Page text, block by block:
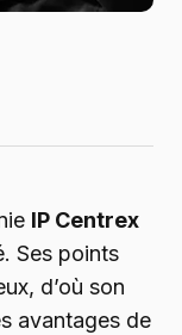
IP Centrex
Ses points
d’où son
avantages de